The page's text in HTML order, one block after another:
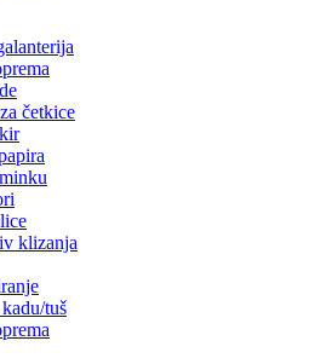
četkice
klizanja
tuš